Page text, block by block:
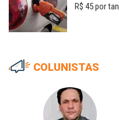
R$ 45 por
COLUNISTAS